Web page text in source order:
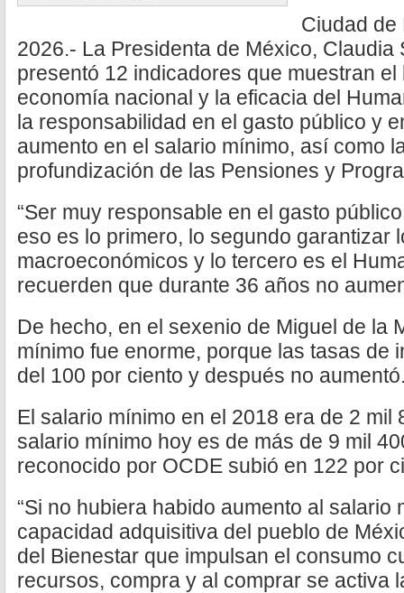
Ciudad de
2026.- La Presidenta de México, Claudia
presentó 12 indicadores que muestran
economía nacional y la eficacia del
la responsabilidad en el gasto público y
aumento en el salario mínimo, así como
profundización de las Pensiones y
“Ser muy responsable en el gasto
eso es lo primero, lo segundo garantizar
macroeconómicos y lo tercero es el
recuerden que durante 36 años no
De hecho, en el sexenio de Miguel de la
mínimo fue enorme, porque las tasas de
del 100 por ciento y después no
El salario mínimo en el 2018 era de 2 mil
salario mínimo hoy es de más de 9 mil
reconocido por OCDE subió en 122 por
“Si no hubiera habido aumento al salario
capacidad adquisitiva del pueblo de
del Bienestar que impulsan el consumo
recursos, compra y al comprar se activa